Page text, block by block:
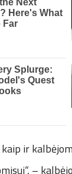
ir
–